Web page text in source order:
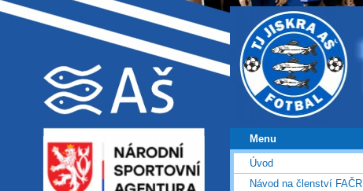
Menu
Úvod
Návod na členství FAČR